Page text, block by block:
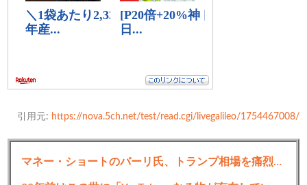
引用元: https://nova.5ch.net/test/read.cgi/livegalileo/1754467008/
マネー・ショートのバーリ氏、トランプ相場を痛烈批判「バカどもが輝く時だ」